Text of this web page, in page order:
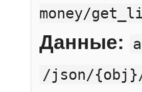
money/
Данные:
/json/